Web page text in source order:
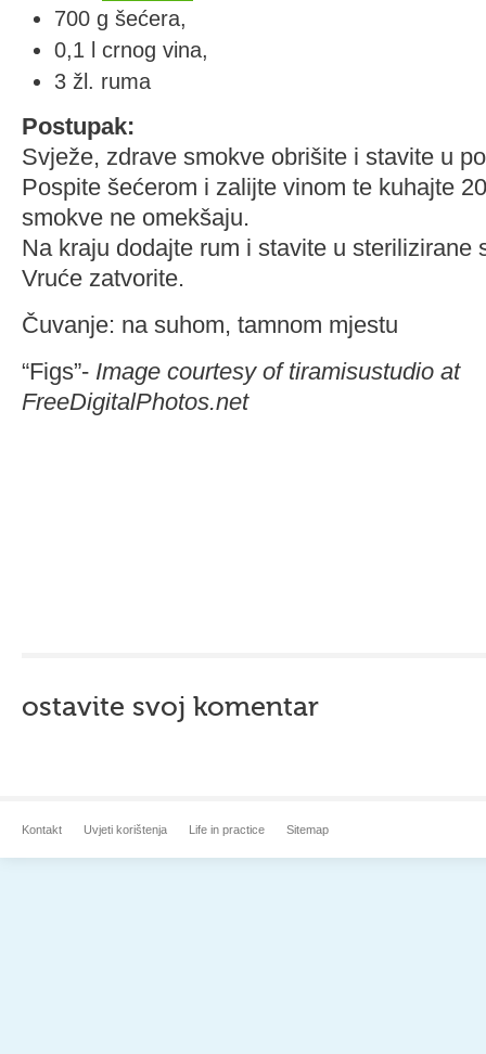
700 g šećera,
0,1 l crnog vina,
3 žl. ruma
Postupak:
Svježe, zdrave smokve obrišite i stavite u
Pospite šećerom i zalijte vinom te kuhajte
smokve ne omekšaju.
Na kraju dodajte rum i stavite u sterilizirane
Vruće zatvorite.
Čuvanje: na suhom, tamnom mjestu
“Figs”- Image courtesy of tiramisustudio at
FreeDigitalPhotos.net
ostavite svoj komentar
Kontakt Uvjeti korištenja Life in practice Sitemap